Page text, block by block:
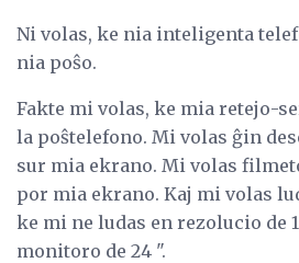
Ni volas, ke nia inteligenta
nia poŝo.
Fakte mi volas, ke mia retejo-
la poŝtelefono. Mi volas ĝin
sur mia ekrano. Mi volas
por mia ekrano. Kaj mi volas
ke mi ne ludas en rezolucio de
monitoro de 24 ".